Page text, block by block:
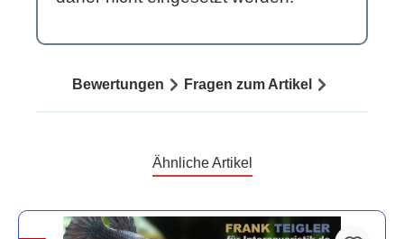
Bewertungen Fragen zum Artikel
Ähnliche Artikel